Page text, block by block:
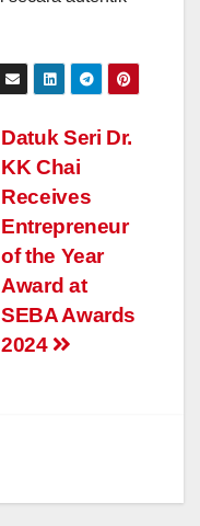
Datuk Seri Dr.
KK Chai
Receives
Entrepreneur
of the Year
Award at
SEBA Awards
2024